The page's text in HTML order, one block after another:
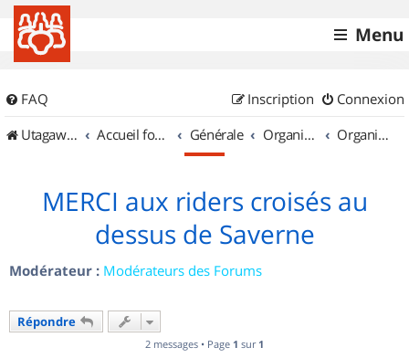
Menu
FAQ Connexion
Inscription
UtagawaVTT (Randos VTT et VTTAE avec traces GPS)
Accueil forum Générale Organisation de sorties & Recherche de partenaires Organisation de sorties en région Alsace
MERCI aux riders croisés au
dessus de Saverne
Modérateur : Modérateurs des Forums
Répondre
2 messages • Page 1 sur 1